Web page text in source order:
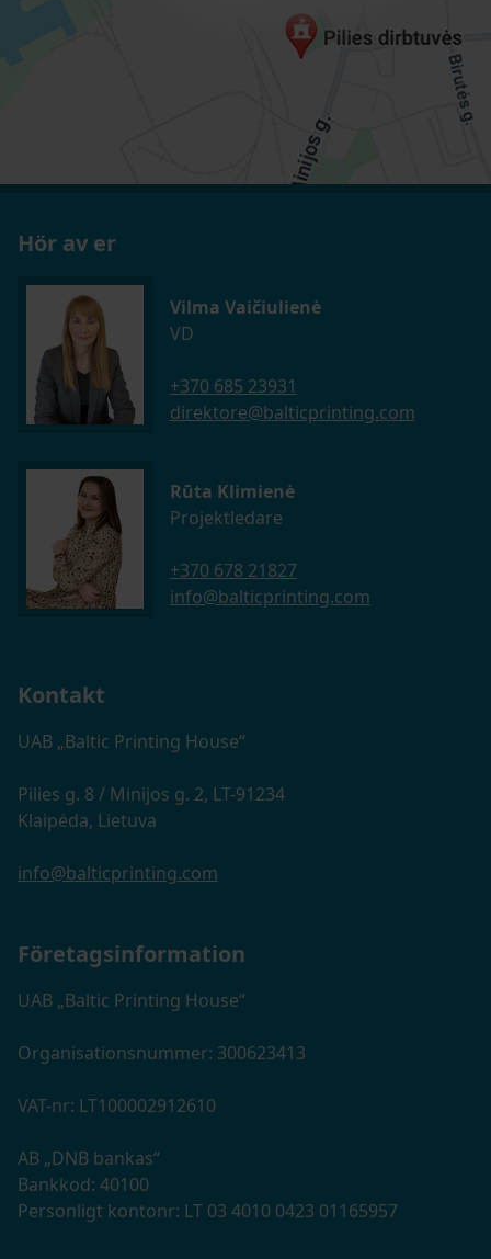
Hör av er
Vilma Vaičiulienė
VD
+370 685 23931
direktore@balticprinting.com
Rūta Klimienė
Projektledare
+370 678 21827
info@balticprinting.com
Kontakt
UAB „Baltic Printing House“
Pilies g. 8 / Minijos g. 2, LT-91234
Klaipėda, Lietuva
info@balticprinting.com
Företagsinformation
UAB „Baltic Printing House“
Organisationsnummer: 300623413
VAT-nr: LT100002912610
AB „DNB bankas“
Bankkod: 40100
Personligt kontonr: LT 03 4010 0423 01165957